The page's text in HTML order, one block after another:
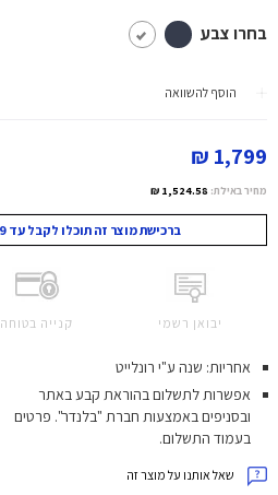
בחרו צבע
הוסף להשוואה
1,799 ₪
מחיר באילת: 1,524.58 ₪
ברכישת מוצר זה תוכלו לקבל עד 1,799 נקודות מועדון!
יבואן רשמי קנייה בטוחה
אחריות: שנה ע"י רונלייט
אפשרות לתשלום בהוראת קבע באתר
ובסניפים באמצעות חברת "בלנדר". פרטים
בעמוד התשלום.
שאל אותנו על מוצר זה